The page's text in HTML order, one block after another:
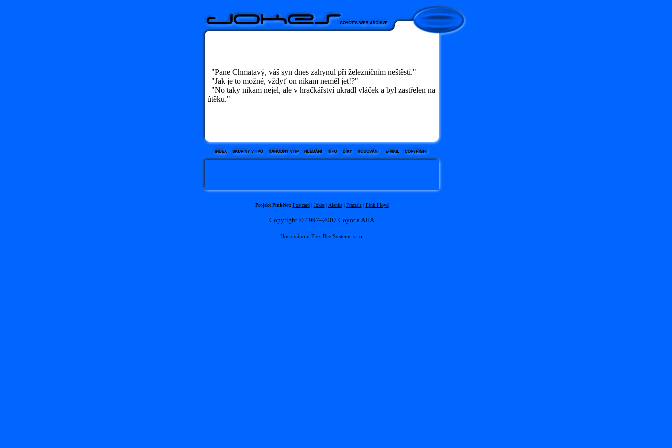
"Pane Chmatavý, váš syn dnes zahynul při železničním neštěstí."
"Jak je to možné, vždyť on nikam neměl jet!?"
"No taky nikam nejel, ale v hračkářství ukradl vláček a byl zastřelen na
útěku."
Projekt PinkNet: Postcard| Jokes| Alenka| Fractals| Pink Floyd
Copyright © 1997–2007 Coyot aAHA
Hostováno u FlexiBee Systems s.r.o.